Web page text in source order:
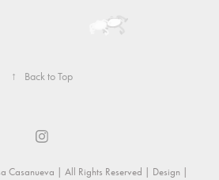
↑ Back to Top
Casanueva | All Rights Reserved | Design |